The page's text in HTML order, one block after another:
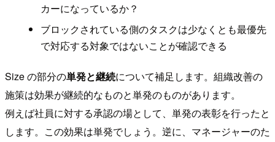
カーになっているか？
ブロックされている側のタスクは少なくとも最優先
で対応する対象ではないことが確認できる
Size の部分の単発と継続について補足します。組織改善の
施策は効果が継続的なものと単発のものがあります。
例えば社員に対する承認の場として、単発の表彰を行ったと
します。この効果は単発でしょう。逆に、マネージャーのた